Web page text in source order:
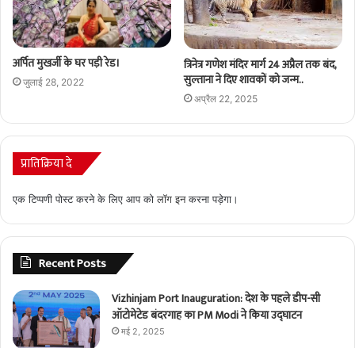
अर्पित मुखर्जी के घर पड़ी रेड।
जुलाई 28, 2022
त्रिनेत्र गणेश मंदिर मार्ग 24 अप्रैल तक बंद,
सुल्ताना ने दिए शावकों को जन्म..
अप्रैल 22, 2025
प्रातिक्रिया दे
एक टिप्पणी पोस्ट करने के लिए आप कोलॉग इनकरना पड़ेगा।
Recent Posts
Vizhinjam Port Inauguration: देश के पहले डीप-सी
ऑटोमेटेड बंदरगाह का PM Modi ने किया उद्घाटन
मई 2, 2025